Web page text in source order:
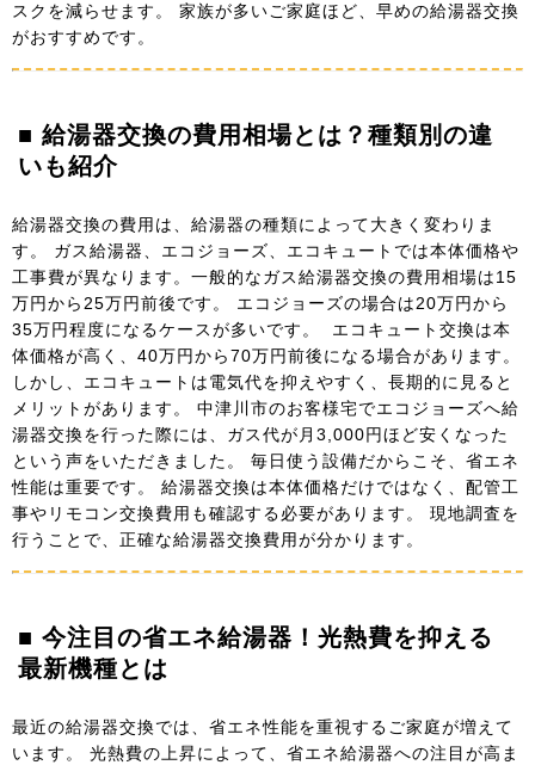
スクを減らせます。 家族が多いご家庭ほど、早めの給湯器交換
がおすすめです。
■ 給湯器交換の費用相場とは？種類別の違
いも紹介
給湯器交換の費用は、給湯器の種類によって大きく変わりま
す。 ガス給湯器、エコジョーズ、エコキュートでは本体価格や
工事費が異なります。一般的なガス給湯器交換の費用相場は15
万円から25万円前後です。 エコジョーズの場合は20万円から
35万円程度になるケースが多いです。 エコキュート交換は本
体価格が高く、40万円から70万円前後になる場合があります。
しかし、エコキュートは電気代を抑えやすく、長期的に見ると
メリットがあります。 中津川市のお客様宅でエコジョーズへ給
湯器交換を行った際には、ガス代が月3,000円ほど安くなった
という声をいただきました。 毎日使う設備だからこそ、省エネ
性能は重要です。 給湯器交換は本体価格だけではなく、配管工
事やリモコン交換費用も確認する必要があります。 現地調査を
行うことで、正確な給湯器交換費用が分かります。
■ 今注目の省エネ給湯器！光熱費を抑える
最新機種とは
最近の給湯器交換では、省エネ性能を重視するご家庭が増えて
います。 光熱費の上昇によって、省エネ給湯器への注目が高ま